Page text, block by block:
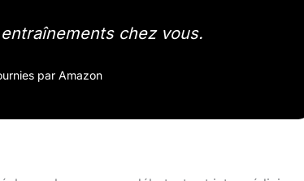
chez vous.
par Amazon